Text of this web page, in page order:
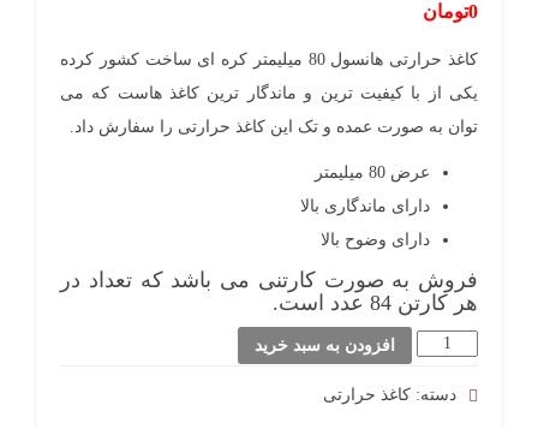
0تومان
کاغذ حرارتی هانسول 80 میلیمتر کره ای ساخت کشور کرده
یکی از با کیفیت ترین و ماندگار ترین کاغذ هاست که می
توان به صورت عمده و تک این کاغذ حرارتی را سفارش داد.
عرض 80 میلیمتر
دارای ماندگاری بالا
دارای وضوح بالا
فروش به صورت کارتنی می باشد که تعداد در
هر کارتن 84 عدد است.
افزودن به سبد خرید
دسته: کاغذ حرارتی